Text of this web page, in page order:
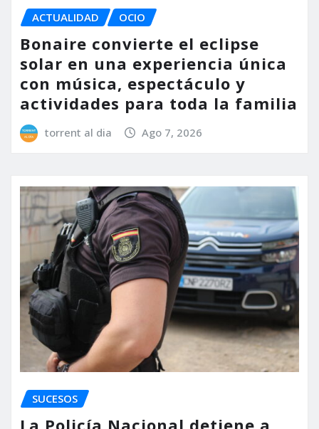
ACTUALIDAD OCIO
Bonaire convierte el eclipse
solar en una experiencia única
con música, espectáculo y
actividades para toda la familia
torrent al dia Ago 7, 2026
SUCESOS
La Policía Nacional detiene a